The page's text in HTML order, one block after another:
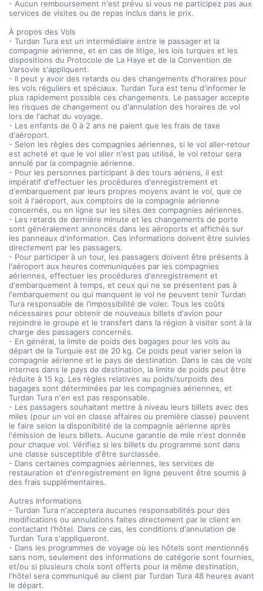
- Aucun remboursement n'est prévu si vous ne participez pas aux
services de visites ou de repas inclus dans le prix.
À propos des Vols
- Turdan Tura est un intermédiaire entre le passager et la
compagnie aérienne, et en cas de litige, les lois turques et les
dispositions du Protocole de La Haye et de la Convention de
Varsovie s'appliquent.
- Il peut y avoir des retards ou des changements d'horaires pour
les vols réguliers et spéciaux. Turdan Tura est tenu d'informer le
plus rapidement possible ces changements. Le passager accepte
les risques de changement ou d'annulation des horaires de vol
lors de l'achat du voyage.
- Les enfants de 0 à 2 ans ne paient que les frais de taxe
d'aéroport.
- Selon les règles des compagnies aériennes, si le vol aller-retour
est acheté et que le vol aller n'est pas utilisé, le vol retour sera
annulé par la compagnie aérienne.
- Pour les personnes participant à des tours aériens, il est
impératif d'effectuer les procédures d'enregistrement et
d'embarquement par leurs propres moyens avant le vol, que ce
soit à l'aéroport, aux comptoirs de la compagnie aérienne
concernés, ou en ligne sur les sites des compagnies aériennes.
- Les retards de dernière minute et les changements de porte
sont généralement annoncés dans les aéroports et affichés sur
les panneaux d'information. Ces informations doivent être suivies
directement par les passagers.
- Pour participer à un tour, les passagers doivent être présents à
l'aéroport aux heures communiquées par les compagnies
aériennes, effectuer les procédures d'enregistrement et
d'embarquement à temps, et ceux qui ne se présentent pas à
l'embarquement ou qui manquent le vol ne peuvent tenir Turdan
Tura responsable de l'impossibilité de voler. Tous les coûts
nécessaires pour obtenir de nouveaux billets d'avion pour
rejoindre le groupe et le transfert dans la région à visiter sont à la
charge des passagers concernés.
- En général, la limite de poids des bagages pour les vols au
départ de la Turquie est de 20 kg. Ce poids peut varier selon la
compagnie aérienne et le pays de destination. Dans le cas de vols
internes dans le pays de destination, la limite de poids peut être
réduite à 15 kg. Les règles relatives au poids/surpoids des
bagages sont déterminées par les compagnies aériennes, et
Turdan Tura n'en est pas responsable.
- Les passagers souhaitant mettre à niveau leurs billets avec des
miles (pour un vol en classe affaires ou première classe) peuvent
le faire selon la disponibilité de la compagnie aérienne après
l'émission de leurs billets. Aucune garantie de mile n'est donnée
pour chaque vol. Vérifiez si les billets du programme sont dans
une classe susceptible d'être surclassée.
- Dans certaines compagnies aériennes, les services de
restauration et d'enregistrement en ligne peuvent être soumis à
des frais supplémentaires.
Autres Informations
- Turdan Tura n'acceptera aucunes responsabilités pour des
modifications ou annulations faites directement par le client en
contactant l'hôtel. Dans ce cas, les conditions d'annulation de
Turdan Tura s'appliqueront.
- Dans les programmes de voyage où les hôtels sont mentionnés
sans nom, seulement des informations de catégorie sont fournies,
et/ou si plusieurs choix sont offerts pour la même destination,
l'hôtel sera communiqué au client par Turdan Tura 48 heures avant
le départ.